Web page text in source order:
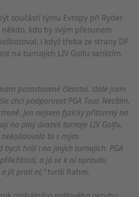
součástí týmu Evropy při Ryder
kdo by svým přesunem
i když třeba ze strany DP
na turnajích LIV Golfu sankcím.
pozastavené členství, stále jsem
chci podporovat PGA Tour. Necítím,
Jen nejsem fyzicky přítomný na
na plný úvazek turnaje LIV Golfu,
to s mým
hrál i na jiných turnajích. PGA
a já se k ní opravdu
jít proti ní,“tvrdí Rahm.